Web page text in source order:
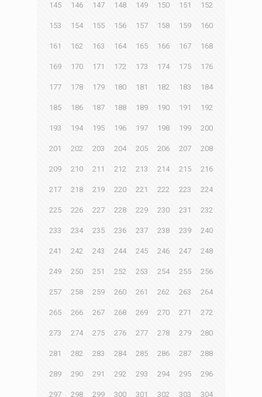
145 146 147 148 149 150 151 152
153 154 155 156 157 158 159 160
161 162 163 164 165 166 167 168
169 170 171 172 173 174 175 176
177 178 179 180 181 182 183 184
185 186 187 188 189 190 191 192
193 194 195 196 197 198 199 200
201 202 203 204 205 206 207 208
209 210 211 212 213 214 215 216
217 218 219 220 221 222 223 224
225 226 227 228 229 230 231 232
233 234 235 236 237 238 239 240
241 242 243 244 245 246 247 248
249 250 251 252 253 254 255 256
257 258 259 260 261 262 263 264
265 266 267 268 269 270 271 272
273 274 275 276 277 278 279 280
281 282 283 284 285 286 287 288
289 290 291 292 293 294 295 296
297 298 299 300 301 302 303 304